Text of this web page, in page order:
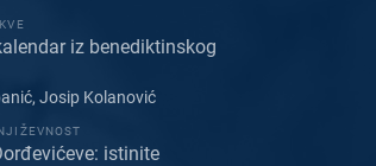
iz benediktinskog
Josip Kolanović
istinite